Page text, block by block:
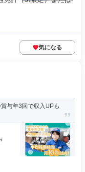
気になる
与年3回で収入UPも